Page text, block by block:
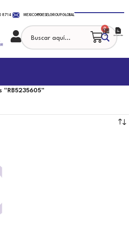
8714 MEXICO@DIESELGROUP.GLOBAL
0